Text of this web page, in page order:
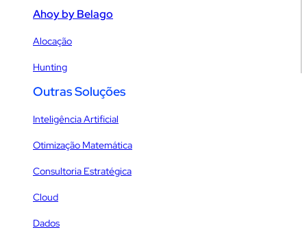
Ahoy by Belago
Alocação
Hunting
Outras Soluções
Inteligência Artificial
Otimização Matemática
Consultoria Estratégica
Cloud
Dados